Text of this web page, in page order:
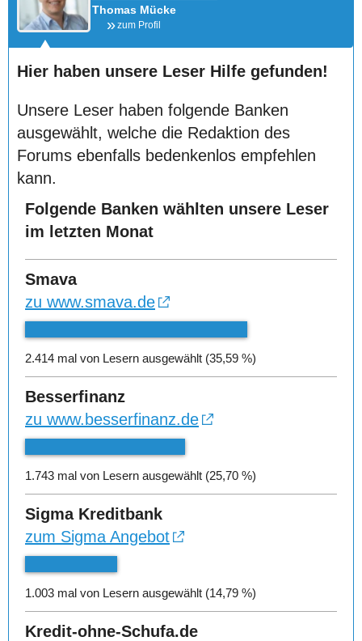
Thomas Mücke
zum Profil
Hier haben unsere Leser Hilfe gefunden!
Unsere Leser haben folgende Banken
ausgewählt, welche die Redaktion des
Forums ebenfalls bedenkenlos empfehlen
kann.
Folgende Banken wählten unsere Leser
im letzten Monat
Smava
zu www.smava.de
2.414 mal von Lesern ausgewählt (35,59 %)
Besserfinanz
zu www.besserfinanz.de
1.743 mal von Lesern ausgewählt (25,70 %)
Sigma Kreditbank
zum Sigma Angebot
1.003 mal von Lesern ausgewählt (14,79 %)
Kredit-ohne-Schufa.de